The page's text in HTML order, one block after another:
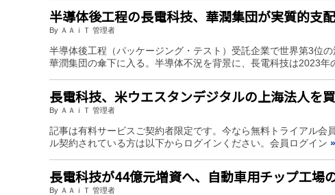
半導体後工程の長電科技、華潤集団が実質的支
By ＡＡｉＴ 管理者
半導体後工程（パッケージング・テスト）受託企業で世界第3位
華潤集団の傘下に入る。半導体不況を背景に、長電科技は2023
長電科技、米ウエスタンデジタルの上海法人を
By ＡＡｉＴ 管理者
記事は有料サービスご契約者限定です。今なら無料トライアル
ル契約されている方は以下からログインください。会員ログイン »
長電科技が44億元増資へ、自動車用チップ工場
By ＡＡｉＴ 管理者